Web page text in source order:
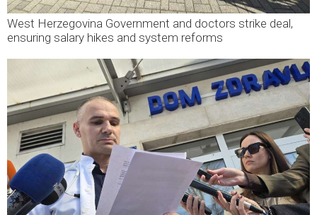
West Herzegovina Government and doctors strike deal,
ensuring salary hikes and system reforms